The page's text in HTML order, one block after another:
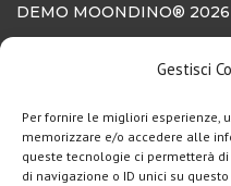
Gestisci
Per fornire le migliori esperienze,
memorizzare e/o accedere alle
queste tecnologie ci permetterà
di navigazione o ID unici su
DEMO MOONDINO®️ 2026
La tua e-mail: